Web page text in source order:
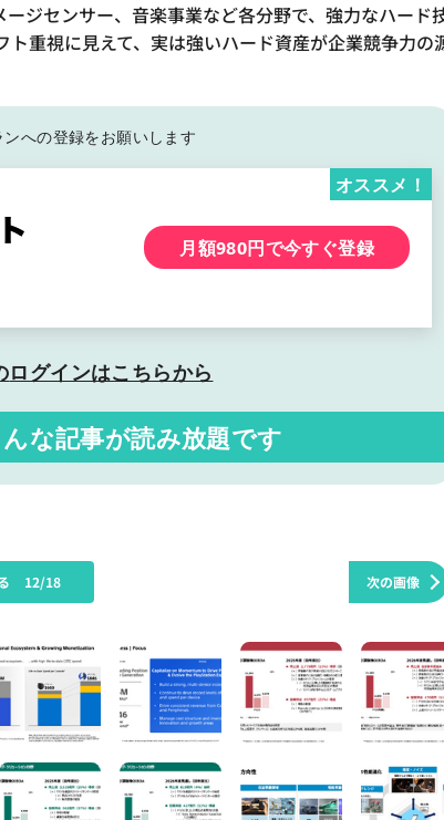
ジセンサー、音楽事業など各分野で、強力なハード
重視に見えて、実は強いハード資産が企業競争力の
ンへの登録をお願いします
オススメ！
月額980円で今すぐ登録
ログインはこちらから
な記事が読み放題です
次の画像
12/18